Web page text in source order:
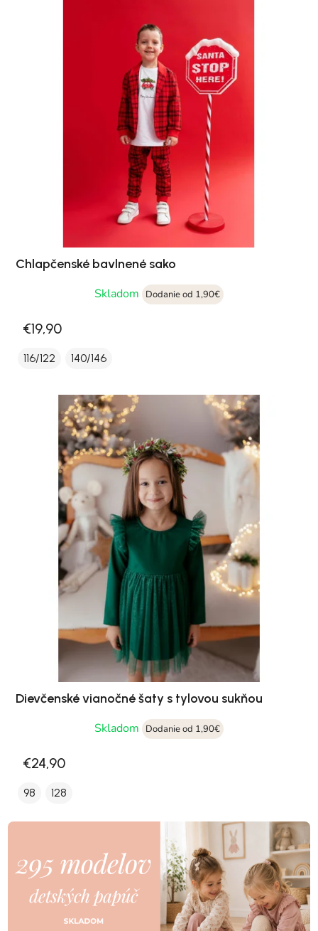
Chlapčenské bavlnené sako
Skladom
Dodanie od 1,90€
€19,90
116/122 140/146
Dievčenské vianočné šaty s tylovou sukňou
Skladom
Dodanie od 1,90€
€24,90
98 128